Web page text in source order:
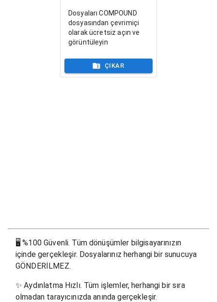
Dosyaları COMPOUND
dosyasından çevrimiçi
olarak ücretsiz açın ve
görüntüleyin
ÇIKAR
🖥%100 Güvenli. Tüm dönüşümler bilgisayarınızın
içinde gerçekleşir. Dosyalarınız herhangi bir sunucuya
GÖNDERİLMEZ.
✨Aydınlatma Hızlı. Tüm işlemler, herhangi bir sıra
olmadan tarayıcınızda anında gerçekleşir.